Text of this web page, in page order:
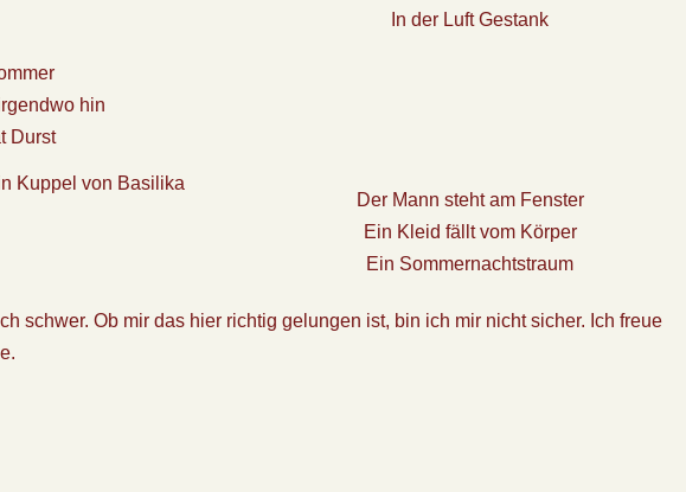
In der Luft Gestank
hin
Durst
Der Mann steht am Fenster
Ein Kleid fällt vom Körper
Ein Sommernachtstraum
schwer. Ob mir das hier richtig gelungen ist, bin ich mir nicht sicher. Ich freue